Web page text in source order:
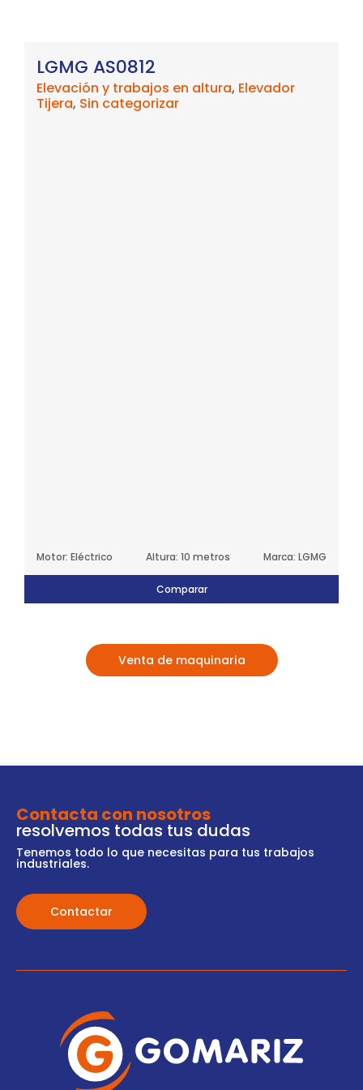
LGMG AS0812
Elevación y trabajos en altura, Elevador
Tijera, Sin categorizar
Motor: Eléctrico Altura: 10 metros Marca: LGMG
Comparar
Venta de maquinaria
Contacta con nosotros
resolvemos todas tus dudas
Tenemos todo lo que necesitas para tus trabajos
industriales.
Contactar